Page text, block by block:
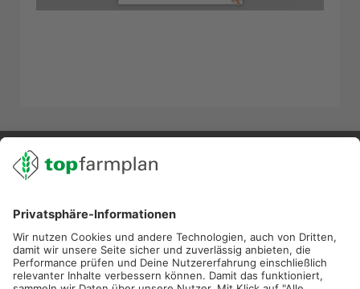
02501 801 44 84
service@topfarmplan.de